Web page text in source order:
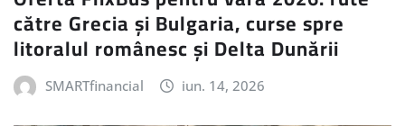
către Grecia și Bulgaria, curse spre
litoralul românesc și Delta Dunării
SMARTfinancial iun. 14, 2026